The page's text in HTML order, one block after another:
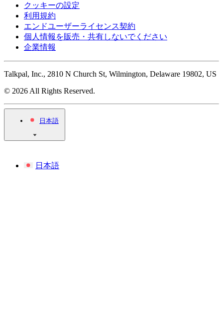
クッキーの設定
利用規約
エンドユーザーライセンス契約
個人情報を販売・共有しないでください
企業情報
Talkpal, Inc., 2810 N Church St, Wilmington, Delaware 19802, US
© 2026 All Rights Reserved.
日本語
日本語